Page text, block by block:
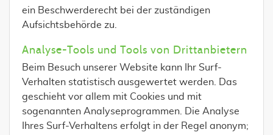
ein Beschwerderecht bei der zuständigen
Aufsichtsbehörde zu.
Analyse-Tools und Tools von Drittanbietern
Beim Besuch unserer Website kann Ihr Surf-
Verhalten statistisch ausgewertet werden. Das
geschieht vor allem mit Cookies und mit
sogenannten Analyseprogrammen. Die Analyse
Ihres Surf-Verhaltens erfolgt in der Regel anonym;